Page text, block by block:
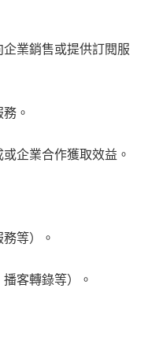
業銷售或提供訂閱服
。
企業合作獲取效益。
等）。
客轉錄等）。